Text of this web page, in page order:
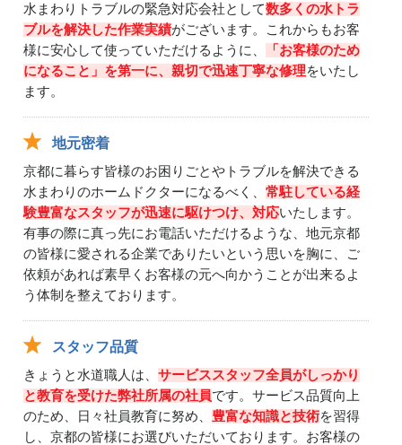
水まわりトラブルの緊急対応会社として数多くの水トラ
ブルを解決した作業実績がございます。これからもお客
様に安心して使っていただけるように、
「お客様のため
になること」を第一に、親切で迅速丁寧な修理をいたし
ます。
地元密着
京都に暮らす皆様のお困りごとやトラブルを解決できる
水まわりのホームドクターになるべく、 常駐している経
験豊富なスタッフが迅速に駆けつけ、対応いたします。
有事の際に真っ先にお電話いただけるような、地元京都
の皆様に愛される企業でありたいという思いを胸に、ご
依頼があれば素早くお客様の元へ向かうことが出来るよ
う体制を整えております。
スタッフ品質
きょうと水道職人は、 サービススタッフ全員がしっかり
と教育を受けた弊社所属の社員です。サービス品質向上
のため、日々社員教育に努め、 豊富な知識と技術を習得
し、京都の皆様にお選びいただいております。お客様の